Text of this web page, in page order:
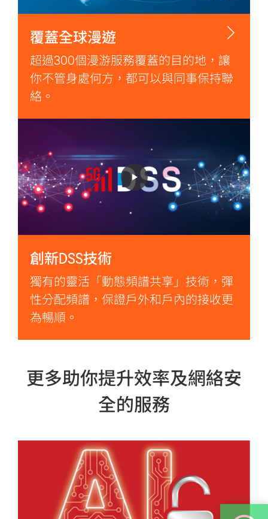
覆蓋全球漫遊
超過300個漫游服務覆蓋的目的地，讓
你不管身處何方，都可以與同事保持聯
絡。
創新DSS技術
獨有的靈活「動態頻譜共享」技術，彈
性分配頻譜，保證戶外和戶內的接收更
為暢順。
更多助你提升效率及網絡安
全的服務